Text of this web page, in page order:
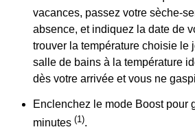
vacances, passez votre sèche-
absence, et indiquez la date de
trouver la température choisie le
salle de bains à la température
dès votre arrivée et vous ne
Enclenchez le mode Boost pour
minutes (1).